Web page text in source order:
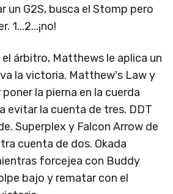
un G2S, busca el Stomp pero
1...2...¡no!
árbitro, Matthews le aplica un
la victoria. Matthew's Law y
la pierna en la cuerda
evitar la cuenta de tres. DDT
Superplex y Falcon Arrow de
cuenta de dos. Okada
forcejea con Buddy
bajo y rematar con el